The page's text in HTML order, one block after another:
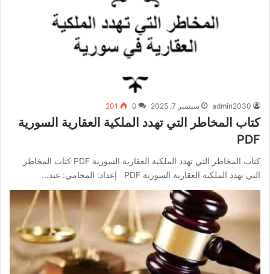
admin2030 سبتمبر 7, 2025 0
201
كتاب المخاطر التي تهدد الملكية العقارية السورية
PDF
كتاب المخاطر التي تهدد الملكية العقارية السورية PDF كتاب المخاطر
التي تهدد الملكية العقارية السورية PDF إعداد: المحامي: عبد…